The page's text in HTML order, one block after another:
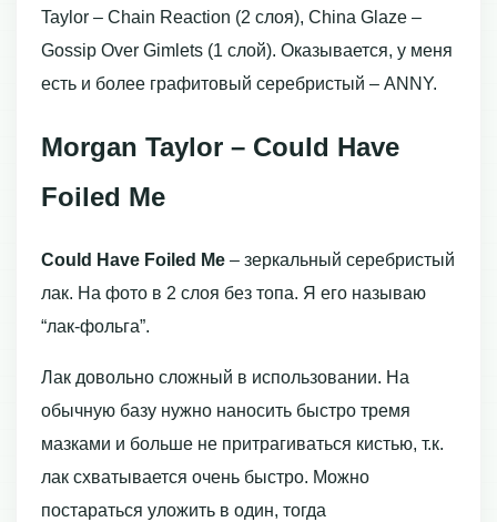
Taylor – Chain Reaction (2 слоя), China Glaze –
Gossip Over Gimlets (1 слой). Оказывается, у меня
есть и более графитовый серебристый – ANNY.
Morgan Taylor – Could Have
Foiled Me
Could Have Foiled Me – зеркальный серебристый
лак. На фото в 2 слоя без топа. Я его называю
“лак-фольга”.
Лак довольно сложный в использовании. На
обычную базу нужно наносить быстро тремя
мазками и больше не притрагиваться кистью, т.к.
лак схватывается очень быстро. Можно
постараться уложить в один, тогда